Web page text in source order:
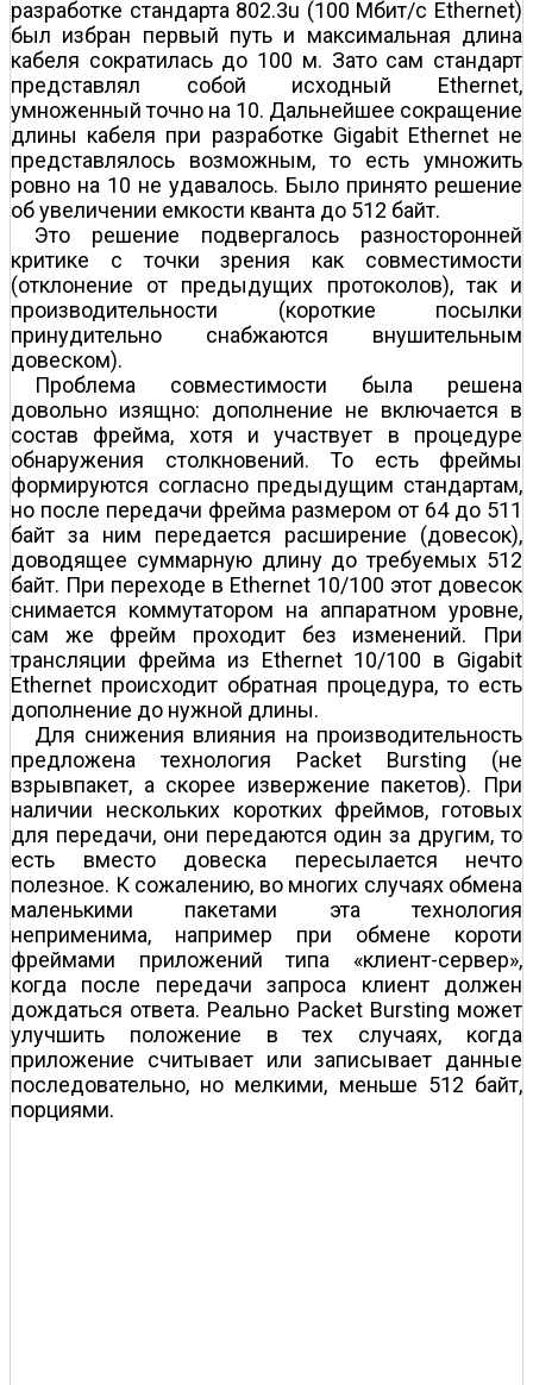
разработке стандарта 802.3u (100 Мбит/с Ethernet)
был избран первый путь и максимальная длина
кабеля сократилась до 100 м. Зато сам стандарт
представлял собой исходный Ethernet,
умноженный точно на 10. Дальнейшее сокращение
длины кабеля при разработке Gigabit Ethernet не
представлялось возможным, то есть умножить
ровно на 10 не удавалось. Было принято решение
об увеличении емкости кванта до 512 байт.
Это решение подвергалось разносторонней
критике с точки зрения как совместимости
(отклонение от предыдущих протоколов), так и
производительности (короткие посылки
принудительно снабжаются внушительным
довеском).
Проблема совместимости была решена
довольно изящно: дополнение не включается в
состав фрейма, хотя и участвует в процедуре
обнаружения столкновений. То есть фреймы
формируются согласно предыдущим стандартам,
но после передачи фрейма размером от 64 до 511
байт за ним передается расширение (довесок),
доводящее суммарную длину до требуемых 512
байт. При переходе в Ethernet 10/100 этот довесок
снимается коммутатором на аппаратном уровне,
сам же фрейм проходит без изменений. При
трансляции фрейма из Ethernet 10/100 в Gigabit
Ethernet происходит обратная процедура, то есть
дополнение до нужной длины.
Для снижения влияния на производительность
предложена технология Packet Bursting (не
взрывпакет, а скорее извержение пакетов). При
наличии нескольких коротких фреймов, готовых
для передачи, они передаются один за другим, то
есть вместо довеска пересылается нечто
полезное. К сожалению, во многих случаях обмена
маленькими пакетами эта технология
неприменима, например при обмене короти
фреймами приложений типа «клиент-сервер»,
когда после передачи запроса клиент должен
дождаться ответа. Реально Packet Bursting может
улучшить положение в тех случаях, когда
приложение считывает или записывает данные
последовательно, но мелкими, меньше 512 байт,
порциями.